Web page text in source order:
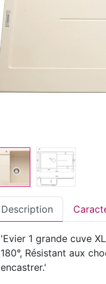
Description
'Evier 1 grande cuve
180°, Résistant aux
encastrer.'